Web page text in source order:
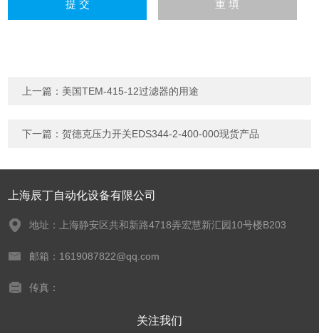
上一篇： 美国TEM-415-12过滤器的用途
下一篇：贺德克压力开关EDS344-2-400-000现货产品
上海辰丁自动化设备有限公司
地址：上海静安区共和新路4718弄宏慧新汇园10号楼B203
邮箱：1619087822@qq.com
传真：
关注我们